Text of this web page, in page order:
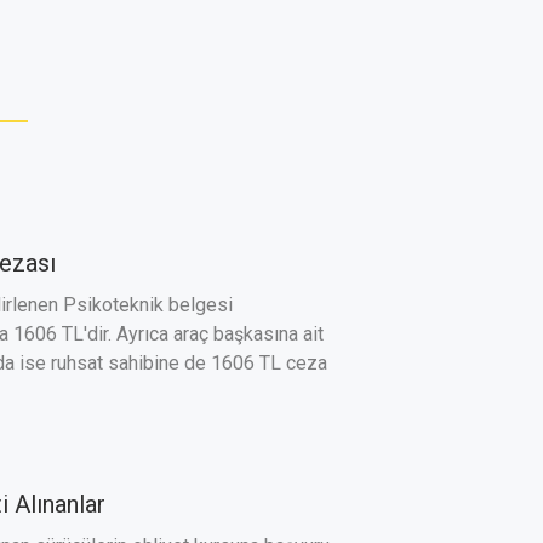
Psikoteknik belgesi
1606 TL'dir. Ayrıca araç başkasına ait
ise ruhsat sahibine de 1606 TL ceza
Alınanlar